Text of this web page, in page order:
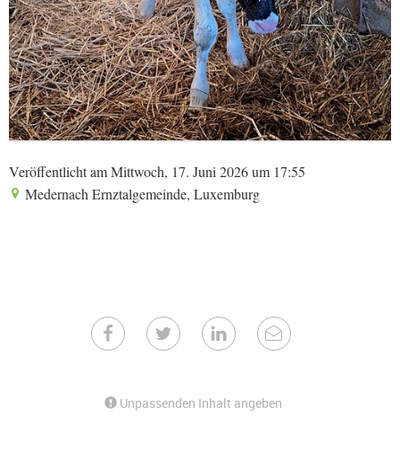
Veröffentlicht am Mittwoch, 17. Juni 2026 um 17:55
Medernach Ernztalgemeinde, Luxemburg
Unpassenden Inhalt angeben